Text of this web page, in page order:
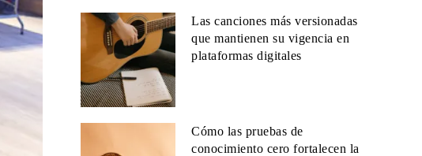
Las canciones más versionadas
que mantienen su vigencia en
plataformas digitales
Cómo las pruebas de
conocimiento cero fortalecen la